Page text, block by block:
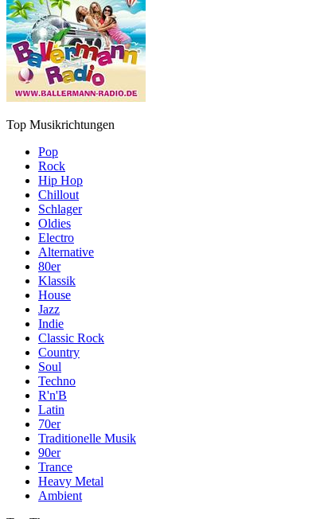
Top Musikrichtungen
Pop
Rock
Hip Hop
Chillout
Schlager
Oldies
Electro
Alternative
80er
Klassik
House
Jazz
Indie
Classic Rock
Country
Soul
Techno
R'n'B
Latin
70er
Traditionelle Musik
90er
Trance
Heavy Metal
Ambient